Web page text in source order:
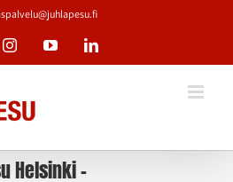
InstagramYouTubeLinkedIn
Helsinki –